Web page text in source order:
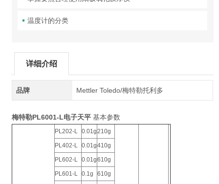
温度计的分类
详细介绍
品牌 Mettler Toledo/梅特勒托利多
梅特勒PL6001-L电子天平基本参数
PL202-L 0.01g210g
PL402-L 0.01g410g
PL602-L 0.01g610g
PL601-L 0.1g 610g